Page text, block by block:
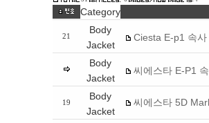
Category
21
Body
Jacket
Ciesta E-p1 속
Body
Jacket
씨에스타 E-P1
19
Body
Jacket
씨에스타 5D